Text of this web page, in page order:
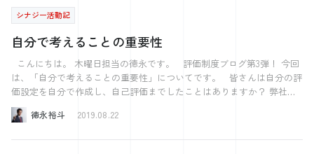
け！ って言っても動いちゃくれないんですよね、人って 今思えば私
はただ仕事を割り振って命令していただけにすぎませんでした。 広大
で無限な海の存在を語ることなんてできていませんでした。 そりゃも
ともとやる気のある人しか付いて来てくれないわけです。 世の中の
リーダー格の人や代表さんはこの名言を聞いて どのように感じたでし
ょうか？ 共感した人もいれば、 そんなの綺麗事だと言う人もいれば
船造りと自社は関係ないと言う方もいると思います。 でも、下っ端の
私個人の意見を言いますと、 仕事を楽しそうにしていない人 夢や希望
や未来を語れない人に付いていきたいとは 到底思えません。 やは
シナジー活動記
自分で考えることの重要性
は、「自分で考えることの重要性」についてです。 皆さんは自分の評
価設定を自分で作成し、自己評価までしたことはありますか？ 弊社シ
ナジーでは、社員全員が上司と相談をしながら、自身で評価を設定し、
四半期ごとの自己評価を上司に提出をします。 私は今まさに、自己評
徳永裕斗 2019.08.22